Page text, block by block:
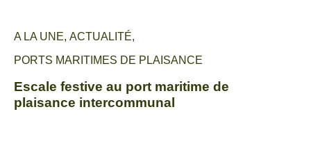
A LA UNE, ACTUALITÉ,
PORTS MARITIMES DE PLAISANCE
Escale festive au port maritime de
plaisance intercommunal